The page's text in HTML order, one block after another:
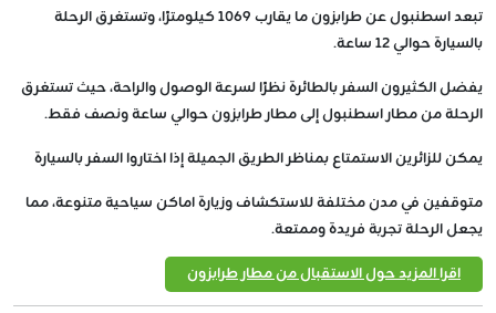
تبعد اسطنبول عن طرابزون ما يقارب 1069 كيلومترًا، وتستغرق الرحلة
بالسيارة حوالي 12 ساعة.
يفضل الكثيرون السفر بالطائرة نظرًا لسرعة الوصول والراحة، حيث تستغرق
الرحلة من مطار اسطنبول إلى مطار طرابزون حوالي ساعة ونصف فقط.
يمكن للزائرين الاستمتاع بمناظر الطريق الجميلة إذا اختاروا السفر بالسيارة
متوقفين في مدن مختلفة للاستكشاف وزيارة اماكن سياحية متنوعة، مما
يجعل الرحلة تجربة فريدة وممتعة.
اقرا المزيد حول الاستقبال من مطار طرابزون